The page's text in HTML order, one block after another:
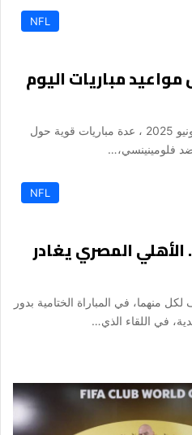
NFL
مواعيد مباريات اليوم
تنطلق اليوم الاربعاء الموافق 25 يونيو 2025 ، عدة مباريات قوية حول
ضد فلومينينسي،…
NFL
الأهلي المصري يغادر
وبورتو بنتيجة 4 أهداف لكل منهما، في المباراة الختامية بدور
في اللقاء الذي…